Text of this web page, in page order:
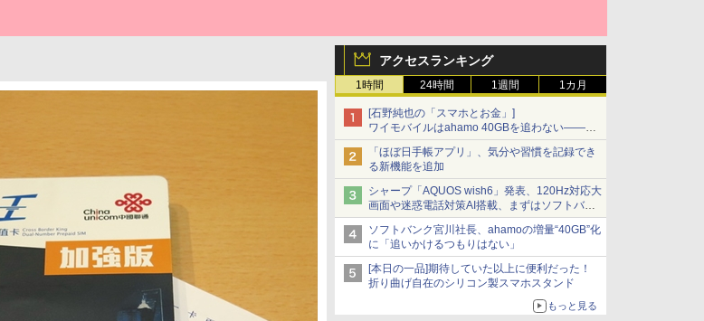
アクセスランキング
1時間 24時間 1週間 1カ月
[石野純也の「スマホとお金」]
ワイモバイルはahamo 40GBを追わない――単
身向け「超おトク割」の安さと1年限定の注意
「ほぼ日手帳アプリ」、気分や習慣を記録でき
る新機能を追加
シャープ「AQUOS wish6」発表、120Hz対応大
画面や迷惑電話対策AI搭載、まずはソフトバン
クの法人向け
ソフトバンク宮川社長、ahamoの増量“40GB”化
に「追いかけるつもりはない」
[本日の一品]期待していた以上に便利だった！
折り曲げ自在のシリコン製スマホスタンド
もっと見る